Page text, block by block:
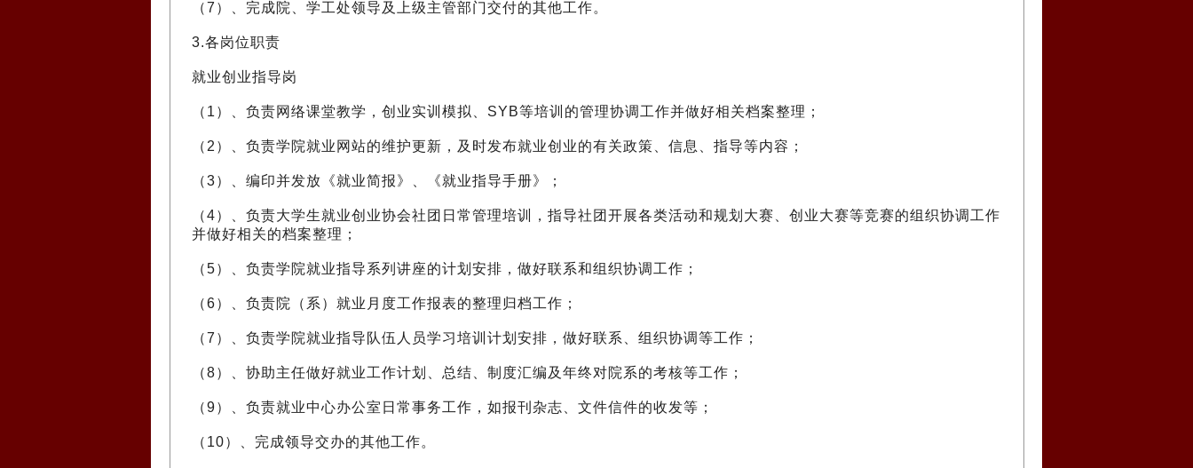
（7）、完成院、学工处领导及上级主管部门交付的其他工作。
3.各岗位职责
就业创业指导岗
（1）、负责网络课堂教学，创业实训模拟、SYB等培训的管理协调工作并做好相关档案整理；
（2）、负责学院就业网站的维护更新，及时发布就业创业的有关政策、信息、指导等内容；
（3）、编印并发放《就业简报》、《就业指导手册》；
（4）、负责大学生就业创业协会社团日常管理培训，指导社团开展各类活动和规划大赛、创业大赛等竞赛的组织协调工作
并做好相关的档案整理；
（5）、负责学院就业指导系列讲座的计划安排，做好联系和组织协调工作；
（6）、负责院（系）就业月度工作报表的整理归档工作；
（7）、负责学院就业指导队伍人员学习培训计划安排，做好联系、组织协调等工作；
（8）、协助主任做好就业工作计划、总结、制度汇编及年终对院系的考核等工作；
（9）、负责就业中心办公室日常事务工作，如报刊杂志、文件信件的收发等；
（10）、完成领导交办的其他工作。